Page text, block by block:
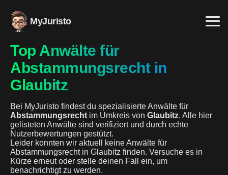
MyJuristo
Top Anwälte für
Abstammungsrecht in
Glaubitz
Bei MyJuristo findest du spezialisierte Anwälte für
Abstammungsrecht im Umkreis von Glaubitz. Alle hier
gelisteten Anwälte sind verifiziert und durch echte
Nutzerbewertungen gestützt.
Leider konnten wir aktuell keine Anwälte für
Abstammungsrecht in Glaubitz finden. Versuche es in
Kürze erneut oder stelle deinen Fall ein, um
benachrichtigt zu werden.